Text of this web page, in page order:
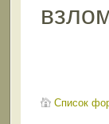
Список